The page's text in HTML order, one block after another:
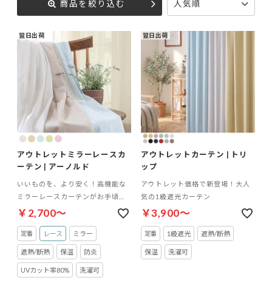
商品を絞り込む 人気順
翌日出荷
アウトレットミラーレースカ
ーテン | アーノルド
いいものを、より安く！高機能な
ミラーレースカーテンがお手頃価
格で新登場
￥2,700～
レース ミラー
遮熱/断熱 保温 防炎
UVカット率80% 洗濯可
翌日出荷
アウトレットカーテン | トリ
ップ
アウトレット価格で新登場！大人
気の1級遮光カーテン
￥3,900～
1級遮光 遮熱/断熱
保温 洗濯可